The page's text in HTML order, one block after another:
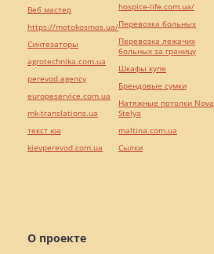
О проекте
Веб мастер
https://motokosmos.ua/
Синтезаторы
agrotechnika.com.ua
perevod.agency
europeservice.com.ua
mk-translations.ua
текст юа
kievperevod.com.ua
hospice-life.com.ua/
Перевозка больных
Перевозка лежачих
больных за границу
Шкафы купе
Брендовые сумки
Натяжные потолки Nova
Stelya
maltina.com.ua
Cылки